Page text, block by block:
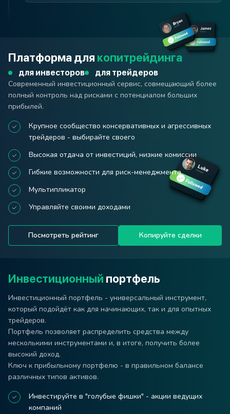
Платформа для копитрейдинга
для инвесторов
для трейдеров
Современный инвестиционный сервис, совмещающий более
полный контроль над рисками с потенциалом больших
прибылей.
Крупное сообщество консервативных и агрессивных
трейдеров - выбирайте своего
Высокая отдача от инвестиций, низкие комиссии
Гибкие возможности для риск-менеджмента
Мультипликатор
Управляйте своими доходами
Посмотреть рейтинг Копируйте сделки
Инвестиционный портфель
Инвестиционный портфель - универсальный инструмент,
который подойдёт как для начинающих, так и для опытных
трейдеров.
Портфель позволяет распределить средства между
несколькими инструментами и, в итоге, получить более
высокий доход.
Ключ к прибыльному портфелю - в правильном балансе
различных типов активов.
Инвестируйте в "голубые фишки" - акции ведущих
компаний